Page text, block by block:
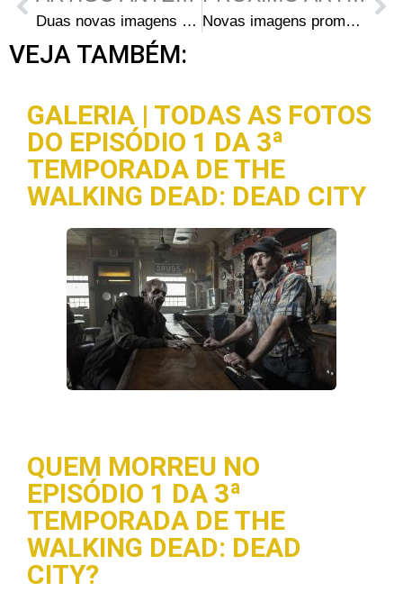
Duas novas imagens e algumas curiosidades sobre o próximo episódio de The Walking Dead, 3×06 – “Hounded” Novas imagens promocionais do episódio 6 – “Hounded” – mostra um Daryl triste
VEJA TAMBÉM:
GALERIA | TODAS AS FOTOS
DO EPISÓDIO 1 DA 3ª
TEMPORADA DE THE
WALKING DEAD: DEAD CITY
QUEM MORREU NO
EPISÓDIO 1 DA 3ª
TEMPORADA DE THE
WALKING DEAD: DEAD
CITY?